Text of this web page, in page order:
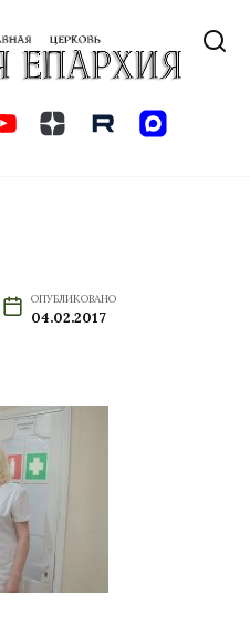
ОПУБЛИКОВАНО
04.02.2017